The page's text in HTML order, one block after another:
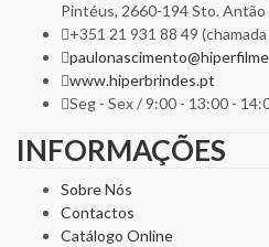
Pintéus, 2660-194 Sto. Antão
+351 21 931 88 49
www.hiperbrindes.pt
Seg - Sex / 9:00 - 13:00 -
INFORMAÇÕES
Sobre Nós
Contactos
Catálogo Online